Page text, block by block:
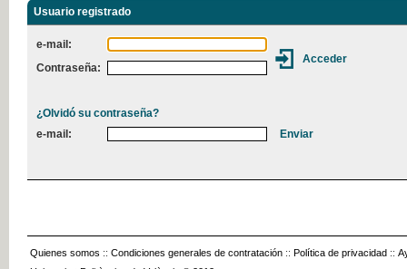
Usuario registrado
e-mail:
Contraseña:
¿Olvidó su contraseña?
e-mail:
Quienes somos :: Condiciones generales de contratación :: Política de privacidad ::